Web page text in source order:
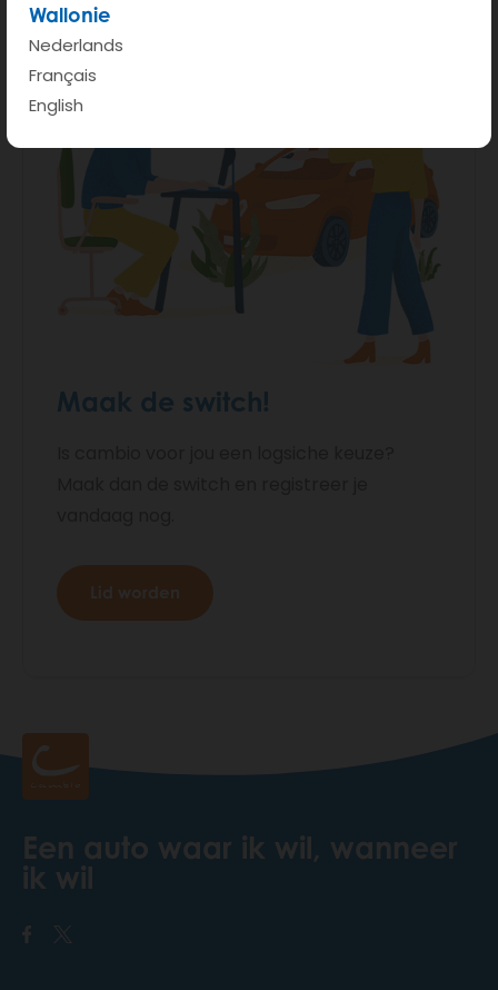
Wallonie
Nederlands
Français
English
Maak de switch!
Lid worden
Een auto waar ik wil, wanneer
ik wil